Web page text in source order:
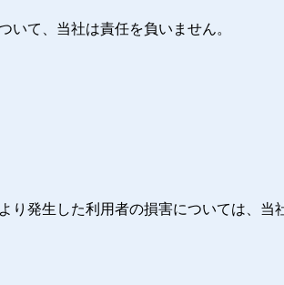
いて、当社は責任を負いません。
発生した利用者の損害については、当